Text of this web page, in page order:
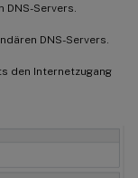
DNS-Servers.
DNS-Servers.
den Internetzugang